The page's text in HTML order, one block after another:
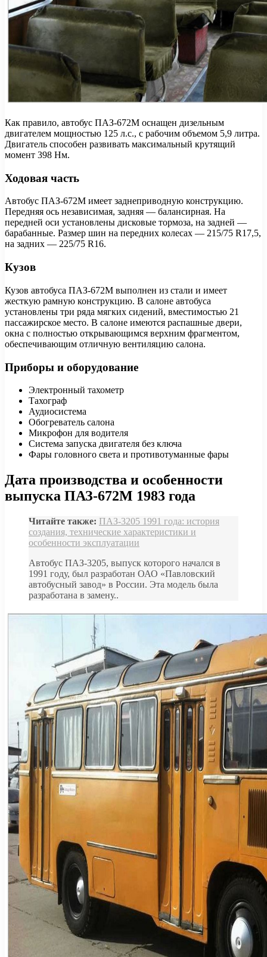
Как правило, автобус ПАЗ-672М оснащен дизельным
двигателем мощностью 125 л.с., с рабочим объемом 5,9 литра.
Двигатель способен развивать максимальный крутящий
момент 398 Нм.
Ходовая часть
Автобус ПАЗ-672М имеет заднеприводную конструкцию.
Передняя ось независимая, задняя — балансирная. На
передней оси установлены дисковые тормоза, на задней —
барабанные. Размер шин на передних колесах — 215/75 R17,5,
на задних — 225/75 R16.
Кузов
Кузов автобуса ПАЗ-672М выполнен из стали и имеет
жесткую рамную конструкцию. В салоне автобуса
установлены три ряда мягких сидений, вместимостью 21
пассажирское место. В салоне имеются распашные двери,
окна с полностью открывающимся верхним фрагментом,
обеспечивающим отличную вентиляцию салона.
Приборы и оборудование
Электронный тахометр
Тахограф
Аудиосистема
Обогреватель салона
Микрофон для водителя
Система запуска двигателя без ключа
Фары головного света и противотуманные фары
Дата производства и особенности
выпуска ПАЗ-672М 1983 года
Читайте также: ПАЗ-3205 1991 года: история
создания, технические характеристики и
особенности эксплуатации
Автобус ПАЗ-3205, выпуск которого начался в
1991 году, был разработан ОАО «Павловский
автобусный завод» в России. Эта модель была
разработана в замену..